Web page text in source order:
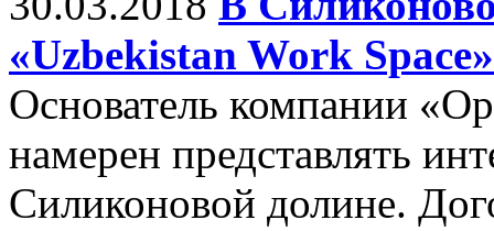
«Uzbekistan Work Space»
Основатель компании
намерен представлять
Силиконовой долине.